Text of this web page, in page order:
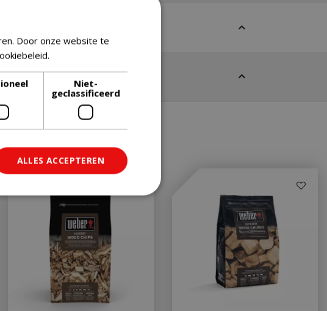
Door onze website te
Niet-
geclassificeerd
ALLES ACCEPTEREN
Niet-geclassificeerd
gebruikersaanmelding en
cookies.
wordt gebruikt om onderscheid te
mensen en bots. Dit is gunstig